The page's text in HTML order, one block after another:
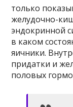
только
желудочно-
эндокринной
в каком
яичники.
придатки и
половых